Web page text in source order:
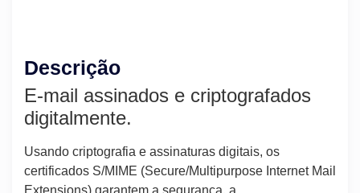
Descrição
E-mail assinados e criptografados
digitalmente.
Usando criptografia e assinaturas digitais, os
certificados S/MIME (Secure/Multipurpose Internet Mail
Extensions) garantem a segurança, a